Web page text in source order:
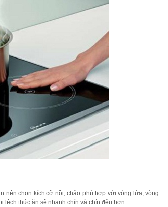
nên chọn kích cỡ nồi, chảo phù hợp với vòng lửa, vòng
lệch thức ăn sẽ nhanh chín và chín đều hơn.